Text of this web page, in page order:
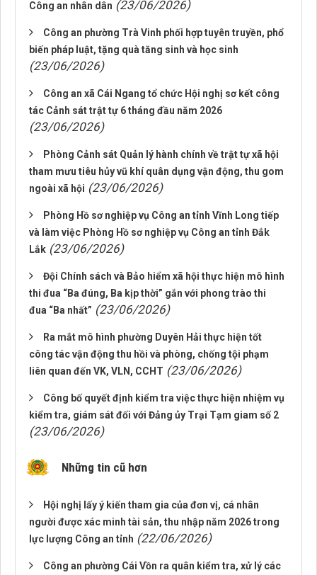
Công an nhân dân (23/06/2026)
Công an phường Trà Vinh phối hợp tuyên truyền, phổ
biến pháp luật, tặng quà tăng sinh và học sinh
(23/06/2026)
Công an xã Cái Ngang tổ chức Hội nghị sơ kết công
tác Cảnh sát trật tự 6 tháng đầu năm 2026
(23/06/2026)
Phòng Cảnh sát Quản lý hành chính về trật tự xã hội
tham mưu tiêu hủy vũ khí quân dụng vận động, thu gom
ngoài xã hội (23/06/2026)
Phòng Hồ sơ nghiệp vụ Công an tỉnh Vĩnh Long tiếp
và làm việc Phòng Hồ sơ nghiệp vụ Công an tỉnh Đắk
Lắk (23/06/2026)
Đội Chính sách và Bảo hiểm xã hội thực hiện mô hình
thi đua “Ba đúng, Ba kịp thời” gắn với phong trào thi
đua “Ba nhất” (23/06/2026)
Ra mắt mô hình phường Duyên Hải thực hiện tốt
công tác vận động thu hồi và phòng, chống tội phạm
liên quan đến VK, VLN, CCHT (23/06/2026)
Công bố quyết định kiểm tra việc thực hiện nhiệm vụ
kiểm tra, giám sát đối với Đảng ủy Trại Tạm giam số 2
(23/06/2026)
Những tin cũ hơn
Hội nghị lấy ý kiến tham gia của đơn vị, cá nhân
người được xác minh tài sản, thu nhập năm 2026 trong
lực lượng Công an tỉnh (22/06/2026)
Công an phường Cái Vồn ra quân kiểm tra, xử lý các